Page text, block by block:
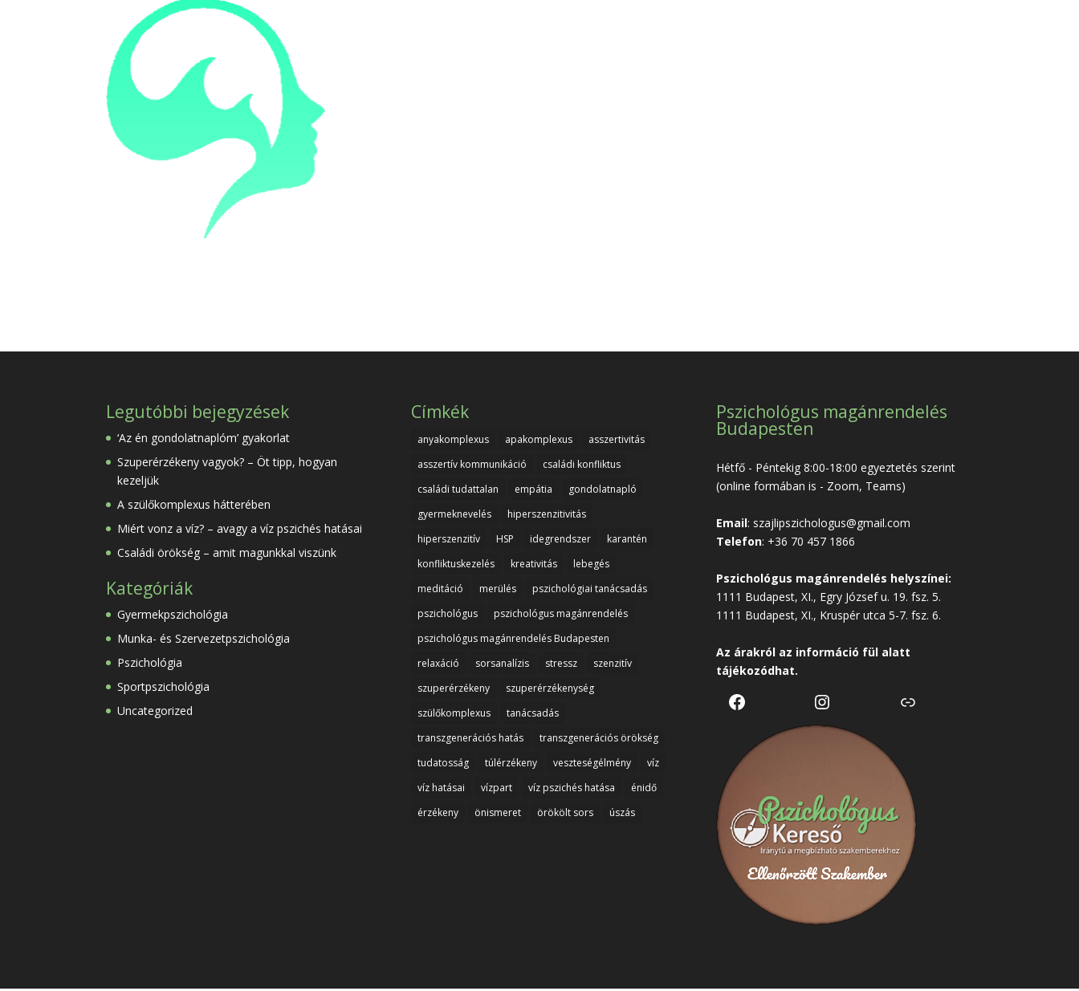
Legutóbbi bejegyzések
‘Az én gondolatnaplóm’ gyakorlat
Szuperérzékeny vagyok? – Öt tipp, hogyan
kezeljük
A szülőkomplexus hátterében
Miért vonz a víz? – avagy a víz pszichés hatásai
Családi örökség – amit magunkkal viszünk
Kategóriák
Gyermekpszichológia
Munka- és Szervezetpszichológia
Pszichológia
Sportpszichológia
Uncategorized
Címkék
anyakomplexus apakomplexus
asszertivitás
asszertív kommunikáció
családi konfliktus
családi tudattalan
empátia
gondolatnapló
gyermeknevelés
hiperszenzitivitás
hiperszenzitív
HSP idegrendszer
karantén
konfliktuskezelés
kreativitás
lebegés
meditáció
merülés
pszichológiai tanácsadás
pszichológus
pszichológus magánrendelés
pszichológus magánrendelés Budapesten
relaxáció
sorsanalízis stressz
szenzitív
szuperérzékeny
szuperérzékenység
szülőkomplexus
tanácsadás
transzgenerációs hatás
transzgenerációs örökség
tudatosság
túlérzékeny veszteségélmény
víz
víz hatásai
vízpart víz pszichés hatása
énidő
érzékeny
önismeret örökölt sors úszás
Pszichológus magánrendelés
Budapesten
Hétfő - Péntekig 8:00-18:00 egyeztetés szerint
(online formában is - Zoom, Teams)
Email: szajlipszichologus@gmail.com
Telefon: +36 70 457 1866
Pszichológus magánrendelés helyszínei:
1111 Budapest, XI., Egry József u. 19. fsz. 5.
1111 Budapest, XI., Kruspér utca 5-7. fsz. 6.
Az árakról az információ fül alatt
tájékozódhat.
Facebook InstagramLink